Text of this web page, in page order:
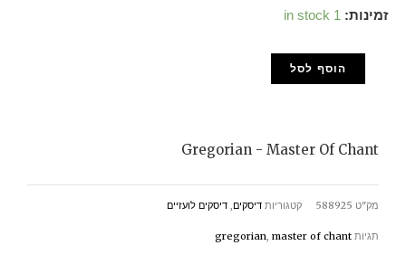
זמינות: 1 in stockGregorian
הוסף לסל
Gregorian - Master Of Chant
מק"ט 588925 קטגוריות דיסקים, דיסקים לועזיים
תגיות gregorian, master of chant